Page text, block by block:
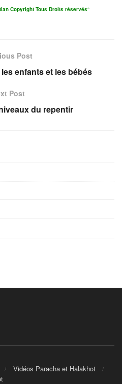
Copyright Tous Droits réservés°
Post
enfants et les bébés
Post
du repentir
Vidéos Paracha et Halakhot